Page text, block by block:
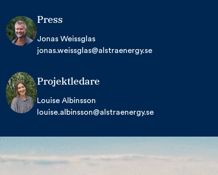
Press
Jonas Weissglas
jonas.weissglas@alstraenergy.se
Projektledare
Louise Albinsson
louise.albinsson@alstraenergy.se